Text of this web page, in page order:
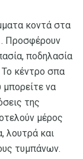
κοντά στα
. Προσφέρουν
ποδηλασία
κέντρο σπα
μπορείτε να
της
μέρος
λουτρά και
τυμπάνων.